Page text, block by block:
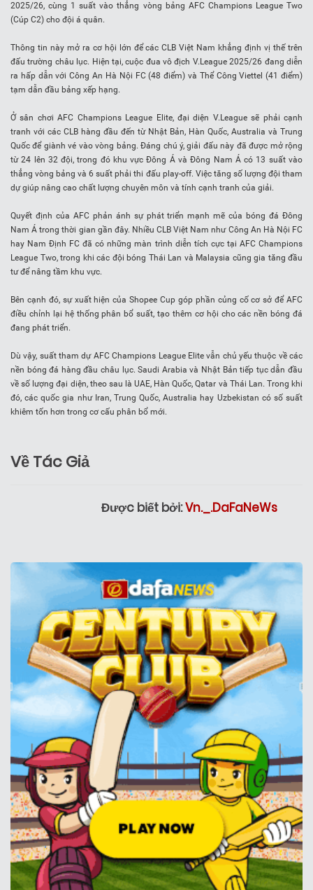
2025/26, cùng 1 suất vào thẳng vòng bảng AFC Champions League Two
(Cúp C2) cho đội á quân.
Thông tin này mở ra cơ hội lớn để các CLB Việt Nam khẳng định vị thế trên
đấu trường châu lục. Hiện tại, cuộc đua vô địch V.League 2025/26 đang diễn
ra hấp dẫn với Công An Hà Nội FC (48 điểm) và Thể Công Viettel (41 điểm)
tạm dẫn đầu bảng xếp hạng.
Ở sân chơi AFC Champions League Elite, đại diện V.League sẽ phải cạnh
tranh với các CLB hàng đầu đến từ Nhật Bản, Hàn Quốc, Australia và Trung
Quốc để giành vé vào vòng bảng. Đáng chú ý, giải đấu này đã được mở rộng
từ 24 lên 32 đội, trong đó khu vực Đông Á và Đông Nam Á có 13 suất vào
thẳng vòng bảng và 6 suất phải thi đấu play-off. Việc tăng số lượng đội tham
dự giúp nâng cao chất lượng chuyên môn và tính cạnh tranh của giải.
Quyết định của AFC phản ánh sự phát triển mạnh mẽ của bóng đá Đông
Nam Á trong thời gian gần đây. Nhiều CLB Việt Nam như Công An Hà Nội FC
hay Nam Định FC đã có những màn trình diễn tích cực tại AFC Champions
League Two, trong khi các đội bóng Thái Lan và Malaysia cũng gia tăng đầu
tư để nâng tầm khu vực.
Bên cạnh đó, sự xuất hiện của Shopee Cup góp phần củng cố cơ sở để AFC
điều chỉnh lại hệ thống phân bổ suất, tạo thêm cơ hội cho các nền bóng đá
đang phát triển.
Dù vậy, suất tham dự AFC Champions League Elite vẫn chủ yếu thuộc về các
nền bóng đá hàng đầu châu lục. Saudi Arabia và Nhật Bản tiếp tục dẫn đầu
về số lượng đại diện, theo sau là UAE, Hàn Quốc, Qatar và Thái Lan. Trong khi
đó, các quốc gia như Iran, Trung Quốc, Australia hay Uzbekistan có số suất
khiêm tốn hơn trong cơ cấu phân bổ mới.
Về Tác Giả
Được biết bởi:Vn._.DaFaNeWs